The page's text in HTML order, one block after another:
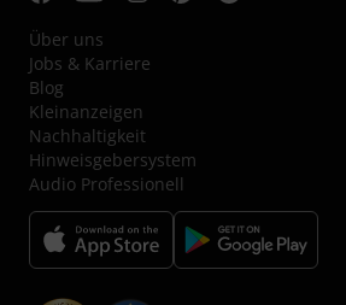
Über uns
Jobs & Karriere
Blog
Kleinanzeigen
Nachhaltigkeit
Hinweisgebersystem
Audio Professionell